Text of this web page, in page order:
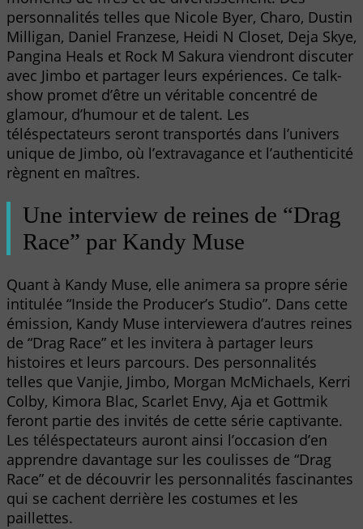
personnalités telles que Nicole Byer, Charo, Dustin
Milligan, Daniel Franzese, Heidi N Closet, Deja Skye,
Pangina Heals et Rock M Sakura viendront discuter
avec Jimbo et partager leurs expériences. Ce talk-
show promet d’être un véritable concentré de
glamour, d’humour et de talent. Les
téléspectateurs seront transportés dans l’univers
unique de Jimbo, où l’extravagance et l’authenticité
règnent en maîtres.
Une interview de reines de “Drag
Race” par Kandy Muse
Quant à Kandy Muse, elle animera sa propre série
intitulée “Inside the Producer’s Studio”. Dans cette
émission, Kandy Muse interviewera d’autres reines
de “Drag Race” et les invitera à partager leurs
histoires et leurs parcours. Des personnalités
telles que Vanjie, Jimbo, Morgan McMichaels, Kerri
Colby, Kimora Blac, Scarlet Envy, Aja et Gottmik
feront partie des invités de cette série captivante.
Les téléspectateurs auront ainsi l’occasion d’en
apprendre davantage sur les coulisses de “Drag
Race” et de découvrir les personnalités fascinantes
qui se cachent derrière les costumes et les
paillettes.